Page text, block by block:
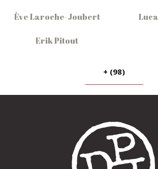
Ève Laroche-Joubert
Erik Pitout
+ (98)